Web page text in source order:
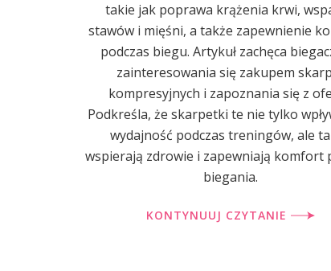
takie jak poprawa krążenia krwi,
stawów i mięśni, a także zapewnienie
podczas biegu. Artykuł zachęca
zainteresowania się zakupem
kompresyjnych i zapoznania się z
Podkreśla, że skarpetki te nie tylko
wydajność podczas treningów, ale
wspierają zdrowie i zapewniają komfort
biegania.
KONTYNUUJ CZYTANIE